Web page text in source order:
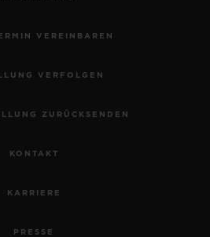
VEREINBAREN
VERFOLGEN
ZURÜCKSENDEN
KONTAKT
KARRIERE
PRESSE